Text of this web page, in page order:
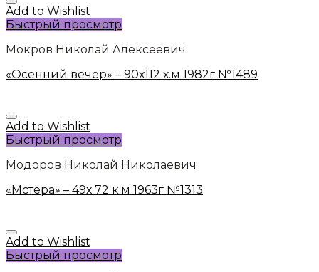
Add to Wishlist
Быстрый просмотр
Мокров Николай Алексеевич
«Осенний вечер» – 90х112 х.м 1982г №1489
Add to Wishlist
Быстрый просмотр
Модоров Николай Николаевич
«Мстёра» – 49х 72 к.м 1963г №1313
Add to Wishlist
Быстрый просмотр